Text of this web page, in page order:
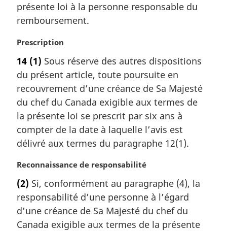
e
:
présente loi à la personne responsable du
remboursement.
N
t
e
m
a
g
i
n
l
:
Prescription
14 (1) Sous réserve des autres dispositions
du présent article, toute poursuite en
recouvrement d’une créance de Sa Majesté
du chef du Canada exigible aux termes de
la présente loi se prescrit par six ans à
compter de la date à laquelle l’avis est
délivré aux termes du paragraphe 12(1).
N
t
e
m
a
Reconnaissance de responsabilité
(2) Si, conformément au paragraphe (4), la
responsabilité d’une personne à l’égard
d’une créance de Sa Majesté du chef du
Canada exigible aux termes de la présente